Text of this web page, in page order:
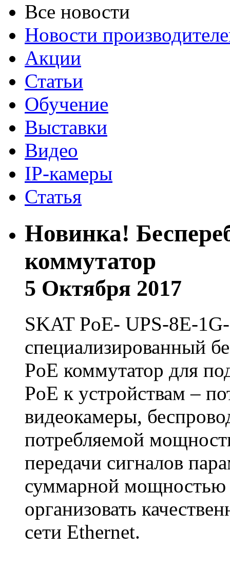
Все новости
Новости
Акции
Статьи
Обучение
Выставки
Видео
IP-камеры
Статья
Новинка!
коммутатор
5 Октября 2017
SKAT PoE- UPS-8E-
специализированный
PoE коммутатор для
PoE к устройствам –
видеокамеры,
потребляемой
передачи сигналов
суммарной
организовать
сети Ethernet.